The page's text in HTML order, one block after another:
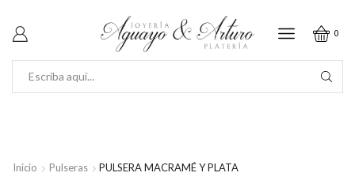
0
Inicio Pulseras PULSERA MACRAMÉ Y PLATA